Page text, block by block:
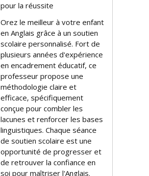
pour la réussite
Offrez le meilleur à votre enfant
en Anglais grâce à un soutien
scolaire personnalisé. Fort de
plusieurs années d'expérience
en encadrement éducatif, ce
professeur propose une
méthodologie claire et
efficace, spécifiquement
conçue pour combler les
lacunes et renforcer les bases
linguistiques. Chaque séance
de soutien scolaire est une
opportunité de progresser et
de retrouver la confiance en
soi pour maîtriser l'Anglais.